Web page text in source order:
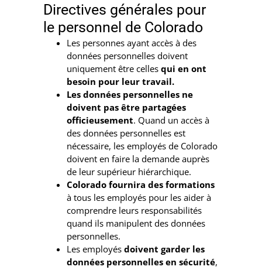
Directives générales pour
le personnel de Colorado
Les personnes ayant accès à des
données personnelles doivent
uniquement être celles qui en ont
besoin pour leur travail.
Les données personnelles ne
doivent pas être partagées
officieusement. Quand un accès à
des données personnelles est
nécessaire, les employés de Colorado
doivent en faire la demande auprès
de leur supérieur hiérarchique.
Colorado fournira des formations
à tous les employés pour les aider à
comprendre leurs responsabilités
quand ils manipulent des données
personnelles.
Les employés doivent garder les
données personnelles en sécurité,